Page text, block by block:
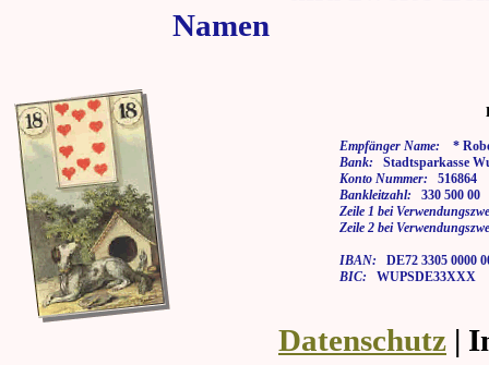
Namen
Empfänger Name: *
Bank: Stadtsparkasse
Konto Nummer: 516864
Bankleitzahl: 330 500 00
Zeile 1 bei
Zeile 2 bei
IBAN: DE72 3305 0000
BIC: WUPSDE33XXX
Datenschutz |